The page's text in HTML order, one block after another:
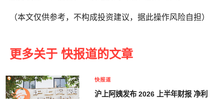
（本文仅供参考，不构成投资建议，据此操作风险自担）
更多关于 快报道的文章
快报道
沪上阿姨发布 2026 上半年财报 净利